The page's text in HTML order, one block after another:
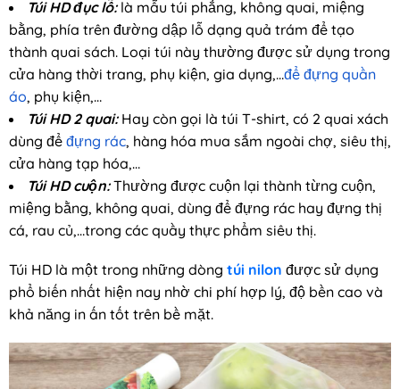
Túi HD đục lỗ:là mẫu túi phẳng, không quai, miệng
bằng, phía trên đường dập lỗ dạng quả trám để tạo
thành quai sách. Loại túi này thường được sử dụng trong
cửa hàng thời trang, phụ kiện, gia dụng,…để đựng quần
áo, phụ kiện,…
Túi HD 2 quai:Hay còn gọi là túi T-shirt, có 2 quai xách
dùng để đựng rác, hàng hóa mua sắm ngoài chợ, siêu thị,
cửa hàng tạp hóa,…
Túi HD cuộn:Thường được cuộn lại thành từng cuộn,
miệng bằng, không quai, dùng để đựng rác hay đựng thị
cá, rau củ,…trong các quầy thực phẩm siêu thị.
Túi HD là một trong những dòng túi nilon được sử dụng
phổ biến nhất hiện nay nhờ chi phí hợp lý, độ bền cao và
khả năng in ấn tốt trên bề mặt.